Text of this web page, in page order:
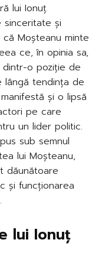
lui Ionuț
sinceritate și
Moșteanu minte
ce, în opinia sa,
dintr-o poziție de
lângă tendința de
și o lipsă
pe care
un lider politic.
sub semnul
lui Moșteanu,
dăunătoare
și funcționarea
lui Ionuț